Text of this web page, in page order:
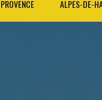
ALPES-DE-